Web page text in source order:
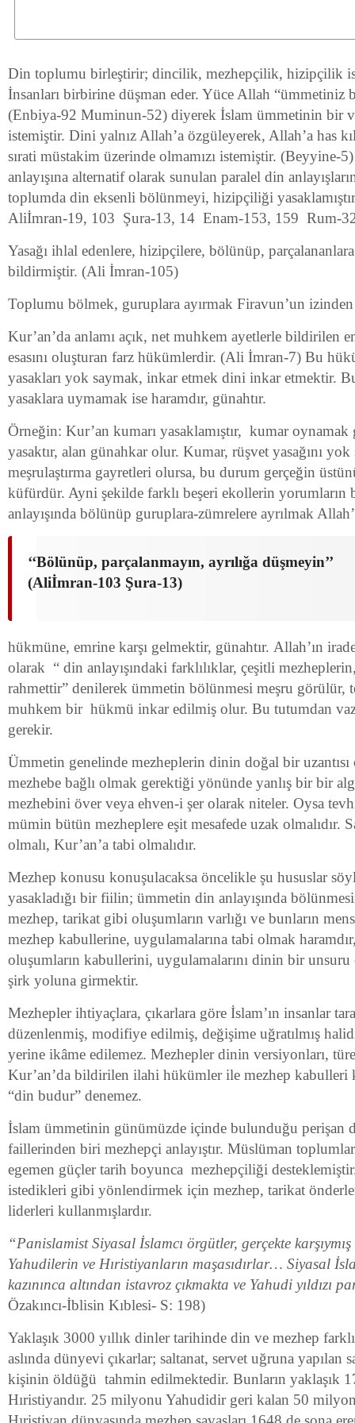
Din toplumu birleştirir; dincilik, mezhepçilik, hizipçilik
İnsanları birbirine düşman eder. Yüce Allah “ümmetiniz
(Enbiya-92 Muminun-52) diyerek İslam ümmetinin bir
istemiştir. Dini yalnız Allah’a özgüleyerek, Allah’a has
sırati müstakim üzerinde olmamızı istemiştir. (Beyyine-
anlayışına alternatif olarak sunulan paralel din
toplumda din eksenli bölünmeyi, hizipçiliği
Aliİmran-19, 103 Şura-13, 14 Enam-153, 159 Rum-
Yasağı ihlal edenlere, hizipçilere, bölünüp,
bildirmiştir. (Ali İmran-105)
Toplumu bölmek, guruplara ayırmak Firavun’un
Kur’an’da anlamı açık, net muhkem ayetlerle bildirilen
esasını oluşturan farz hükümlerdir. (Ali İmran-7) Bu
yasakları yok saymak, inkar etmek dini inkar etmektir.
yasaklara uymamak ise haramdır, günahtır.
Örneğin: Kur’an kumarı yasaklamıştır, kumar oynamak
yasaktır, alan günahkar olur. Kumar, rüşvet yasağını
meşrulaştırma gayretleri olursa, bu durum gerçeğin
küfürdür. Ayni şekilde farklı beşeri ekollerin yorumların
anlayışında bölünüp guruplara-zümrelere ayrılmak
‘‘Bölünüp, parçalanmayın, ayrılığa düşmeyin’’
(Aliİmran-103 Şura-13)
hükmüne, emrine karşı gelmektir, günahtır. Allah’ın
olarak “ din anlayışındaki farklılıklar, çeşitli
rahmettir” denilerek ümmetin bölünmesi meşru görülür,
muhkem bir hükmü inkar edilmiş olur. Bu tutumdan
gerekir.
Ümmetin genelinde mezheplerin dinin doğal bir
mezhebe bağlı olmak gerektiği yönünde yanlış bir bir
mezhebini över veya ehven-i şer olarak niteler. Oysa
mümin bütün mezheplere eşit mesafede uzak olmalıdır.
olmalı, Kur’an’a tabi olmalıdır.
Mezhep konusu konuşulacaksa öncelikle şu hususlar
yasakladığı bir fiilin; ümmetin din anlayışında
mezhep, tarikat gibi oluşumların varlığı ve bunların
mezhep kabullerine, uygulamalarına tabi olmak
oluşumların kabullerini, uygulamalarını dinin bir
şirk yoluna girmektir.
Mezhepler ihtiyaçlara, çıkarlara göre İslam’ın insanlar
düzenlenmiş, modifiye edilmiş, değişime uğratılmış
yerine ikâme edilemez. Mezhepler dinin versiyonları,
Kur’an’da bildirilen ilahi hükümler ile mezhep kabulleri
“din budur” denemez.
İslam ümmetinin günümüzde içinde bulunduğu perişan
faillerinden biri mezhepçi anlayıştır. Müslüman
egemen güçler tarih boyunca mezhepçiliği
istedikleri gibi yönlendirmek için mezhep, tarikat
liderleri kullanmışlardır.
“Panislamist Siyasal İslamcı örgütler, gerçekte
Yahudilerin ve Hıristiyanların maşasıdırlar… Siyasal
kazınınca altından istavroz çıkmakta ve Yahudi yıldızı
Özakıncı-İblisin Kıblesi- S: 198)
Yaklaşık 3000 yıllık dinler tarihinde din ve mezhep
aslında dünyevi çıkarlar; saltanat, servet uğruna
kişinin öldüğü tahmin edilmektedir. Bunların yaklaşık
Hıristiyandır. 25 milyonu Yahudidir geri kalan 50